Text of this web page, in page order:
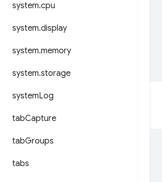
system.cpu
system.display
system.memory
system.storage
systemLog
tabCapture
tabGroups
tabs